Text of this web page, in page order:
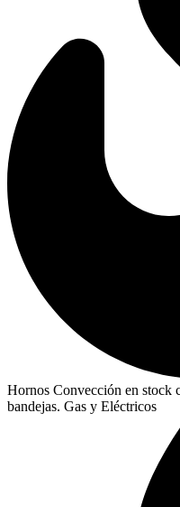
Hornos Convección en stock
bandejas. Gas y Eléctricos